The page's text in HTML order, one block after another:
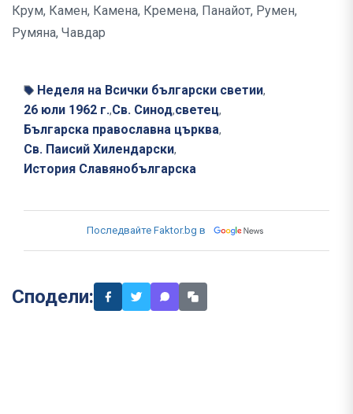
Крум, Камен, Камена, Кремена, Панайот, Румен,
Румяна, Чавдар
Неделя на Всички български светии,
26 юли 1962 г.,Св. Синод,светец,
Българска православна църква,
Св. Паисий Хилендарски,
История Славянобългарска
Последвайте Faktor.bg в
Сподели: